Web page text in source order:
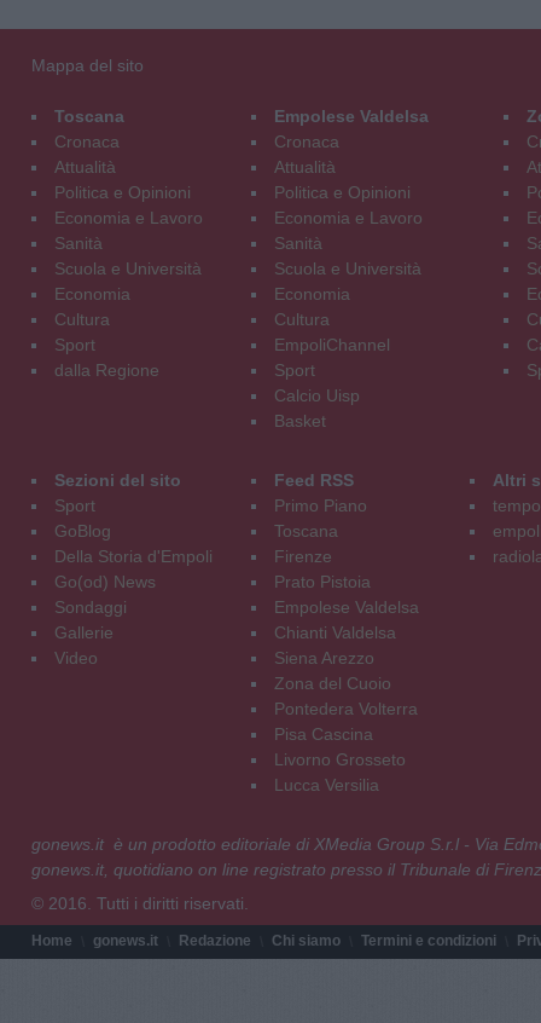
Mappa del sito
Toscana
Cronaca
Attualità
Politica e Opinioni
Economia e Lavoro
Sanità
Scuola e Università
Economia
Cultura
Sport
dalla Regione
Empolese Valdelsa
Cronaca
Attualità
Politica e Opinioni
Economia e Lavoro
Sanità
Scuola e Università
Economia
Cultura
EmpoliChannel
Sport
Calcio Uisp
Basket
Sezioni del sito
Sport
GoBlog
Della Storia d'Empoli
Go(od) News
Sondaggi
Gallerie
Video
Feed RSS
Primo Piano
Toscana
Firenze
Prato Pistoia
Empolese Valdelsa
Chianti Valdelsa
Siena Arezzo
Zona del Cuoio
Pontedera Volterra
Pisa Cascina
Livorno Grosseto
Lucca Versilia
Altri
gonews.it è un prodotto editoriale di XMedia Group S.r.l - Via
gonews.it, quotidiano on line registrato presso il Tribunale di
© 2016. Tutti i diritti riservati.
Home gonews.it Redazione Chi siamo Termini e condizioni